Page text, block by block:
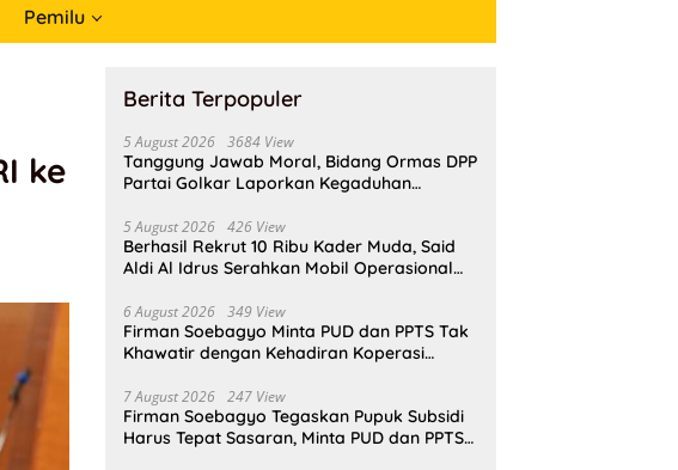
Pemilu
ke
Berita Terpopuler
5 August 2026 3684 View
Tanggung Jawab Moral, Bidang Ormas DPP
Partai Golkar Laporkan Kegaduhan
5 August 2026 426 View
Berhasil Rekrut 10 Ribu Kader Muda, Said
Aldi Al Idrus Serahkan Mobil Operasional
6 August 2026 349 View
Firman Soebagyo Minta PUD dan PPTS Tak
Khawatir dengan Kehadiran Koperasi
7 August 2026 247 View
Firman Soebagyo Tegaskan Pupuk Subsidi
Harus Tepat Sasaran, Minta PUD dan PPTS